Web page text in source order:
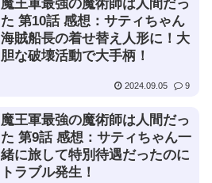
魔王軍最強の魔術師は人間だっ
た 第10話 感想：サティちゃん
海賊船長の着せ替え人形に！大
胆な破壊活動で大手柄！
2024.09.05 9
魔王軍最強の魔術師は人間だっ
た 第9話 感想：サティちゃん一
緒に旅して特別待遇だったのに
トラブル発生！